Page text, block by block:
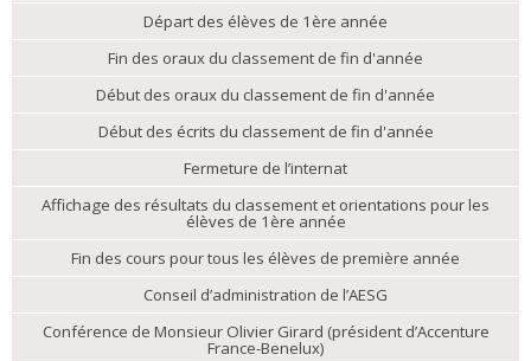
Départ des élèves de 1ère année
Fin des oraux du classement de fin d'année
Début des oraux du classement de fin d'année
Début des écrits du classement de fin d'année
Fermeture de l’internat
Affichage des résultats du classement et orientations pour les
élèves de 1ère année
Fin des cours pour tous les élèves de première année
Conseil d’administration de l’AESG
Conférence de Monsieur Olivier Girard (président d’Accenture
France-Benelux)